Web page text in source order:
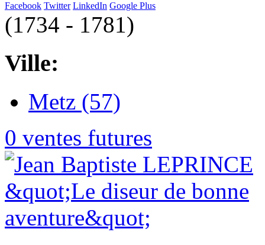
Facebook Twitter LinkedIn Google Plus
(1734 - 1781)
Ville:
Metz (57)
0 ventes futures